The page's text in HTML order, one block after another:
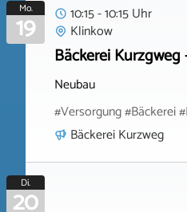
Mo.
19
10:15 - 10:15 Uhr
Klinkow
Bäckerei
Neubau
#Versorgung #Bäckerei
Bäckerei Kurzweg
Di.
20